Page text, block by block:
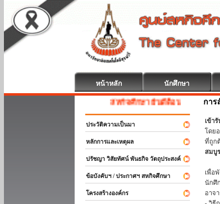
หน้าหลัก นักศึกษา
สหกิจศึกษา ยินดีต้อนรับ
ประวัติความเป็นมา
หลักการและเหตุผล
ปรัชญา วิสัยทัศน์ พันธกิจ วัตถุประสงค์
ข้อบังคับฯ / ประกาศฯ สหกิจศึกษา
โครงสร้างองค์กร
การ
เข้า
โดย
ที่ถูก
สมบู
เพื่อ
นักศึ
อาจ